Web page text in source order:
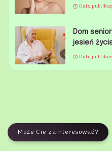
Data
Dom
jesień
Data
Może Cie zainteresować?